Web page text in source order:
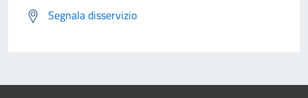
Segnala disservizio